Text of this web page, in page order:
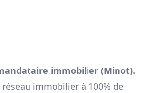
immobilier (Minot).
immobilier à 100% de